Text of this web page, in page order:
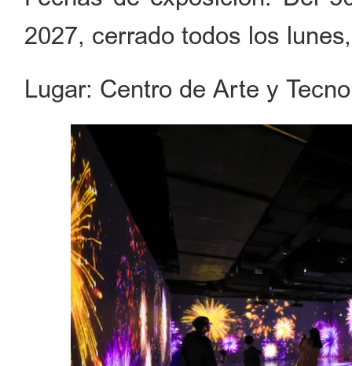
2027, cerrado todos los
Lugar: Centro de Arte y